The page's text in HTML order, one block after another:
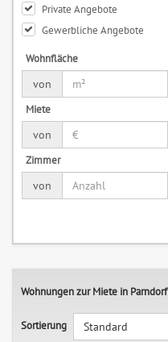
Private Angebote
Gewerbliche Angebote
Wohnfläche
von
Miete
von
Zimmer
von
Wohnungen zur Miete in Parndorf
Sortierung
Standard